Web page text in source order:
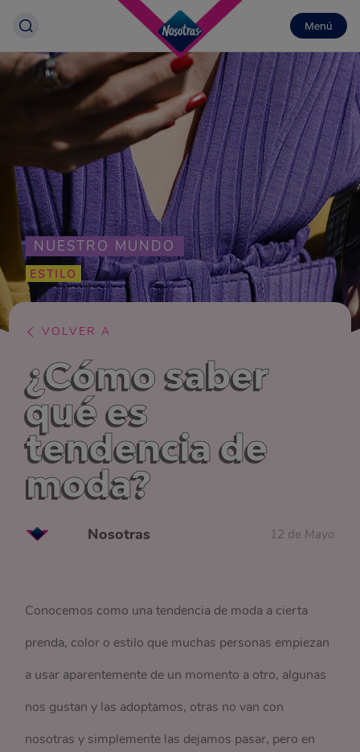
Menú
NUESTRO MUNDO
ESTILO
VOLVER A
¿Cómo saber
qué es
tendencia de
moda?
Nosotras 12 de Mayo
Conocemos como una tendencia de moda a cierta
prenda, color o estilo que muchas personas empiezan
a usar aparentemente de un momento a otro, algunas
nos gustan y las adoptamos, otras no van con
nosotras y simplemente las dejamos pasar, pero en